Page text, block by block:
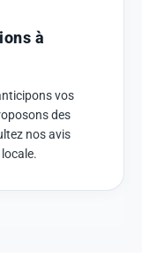
à
vos
des
nos avis